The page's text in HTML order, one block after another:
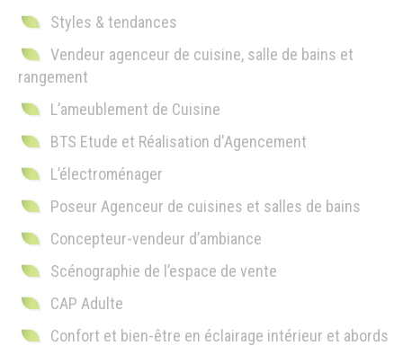
Styles & tendances
Vendeur agenceur de cuisine, salle de bains et
rangement
L’ameublement de Cuisine
BTS Etude et Réalisation d'Agencement
L’électroménager
Poseur Agenceur de cuisines et salles de bains
Concepteur-vendeur d’ambiance
Scénographie de l’espace de vente
CAP Adulte
Confort et bien-être en éclairage intérieur et abords